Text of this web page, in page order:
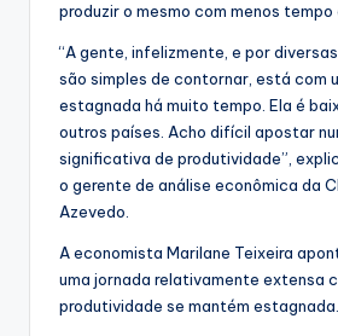
produzir o mesmo com menos tempo
“A gente, infelizmente, e por
são simples de contornar, está com
estagnada há muito tempo. Ela é
outros países. Acho difícil apostar
significativa de produtividade”,
o gerente de análise econômica da
Azevedo.
A economista Marilane Teixeira
uma jornada relativamente extensa
produtividade se mantém estagnada.